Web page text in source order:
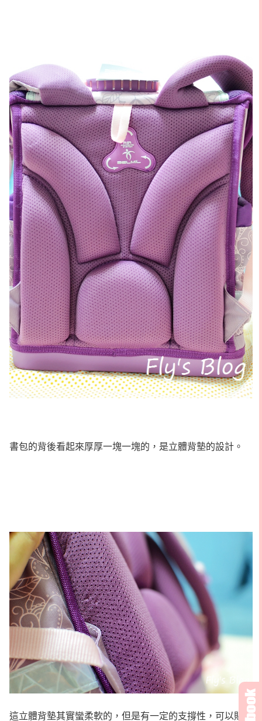
書包的背後看起來厚厚一塊一塊的，是立體背墊的設計。
這立體背墊其實蠻柔軟的，但是有一定的支撐性，可以貼合